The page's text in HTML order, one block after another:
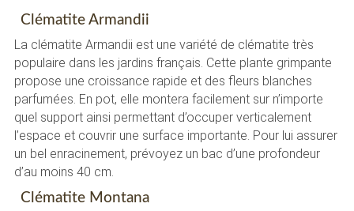
Clématite Armandii
La clématite Armandii est une variété de clématite très
populaire dans les jardins français. Cette plante grimpante
propose une croissance rapide et des fleurs blanches
parfumées. En pot, elle montera facilement sur n’importe
quel support ainsi permettant d’occuper verticalement
l’espace et couvrir une surface importante. Pour lui assurer
un bel enracinement, prévoyez un bac d’une profondeur
d’au moins 40 cm.
Clématite Montana